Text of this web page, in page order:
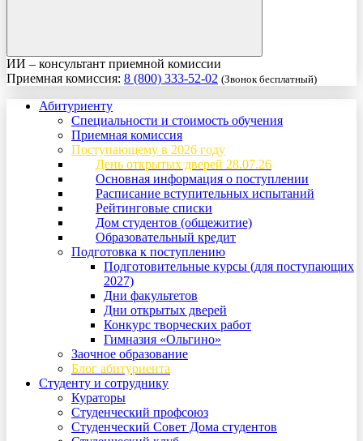
ИИ – консультант приемной комиссии
Приемная комиссия: 8 (800) 333-52-02 (Звонок бесплатный)
Абитуриенту
Специальности и стоимость обучения
Приемная комиссия
Поступающему в 2026 году
День открытых дверей 28.07.26
Основная информация о поступлении
Расписание вступительных испытаний
Рейтинговые списки
Дом студентов (общежитие)
Образовательный кредит
Подготовка к поступлению
Подготовительные курсы (для поступающих
2027)
Дни факультетов
Дни открытых дверей
Конкурс творческих работ
Гимназия «Ольгино»
Заочное образование
Блог абитуриента
Студенту и сотруднику
Кураторы
Студенческий профсоюз
Студенческий Совет Дома студентов